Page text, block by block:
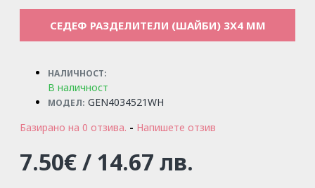
СЕДЕФ РАЗДЕЛИТЕЛИ (ШАЙБИ) 3X4 MM
НАЛИЧНОСТ:
В наличност
МОДЕЛ: GEN4034521WH
Базирано на 0 отзива. - Напишете отзив
7.50€ / 14.67 лв.